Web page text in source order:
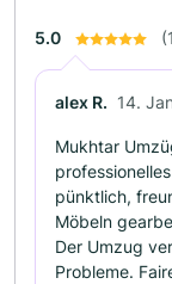
5.0
alex R. 14.
Mukhtar
pünktlich,
Möbeln
Der Umzug
Probleme.